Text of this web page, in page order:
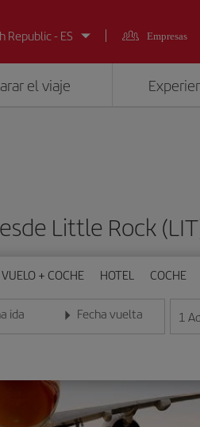
Republic - ES
Empresas
el viaje
Little Rock
VUELO + COCHE HOTEL COCHE
ida
la fecha en formato día/mes/año
Fecha vuelta
Introduce la fecha en formato
1